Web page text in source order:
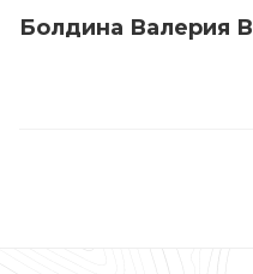
Болдина Валерия